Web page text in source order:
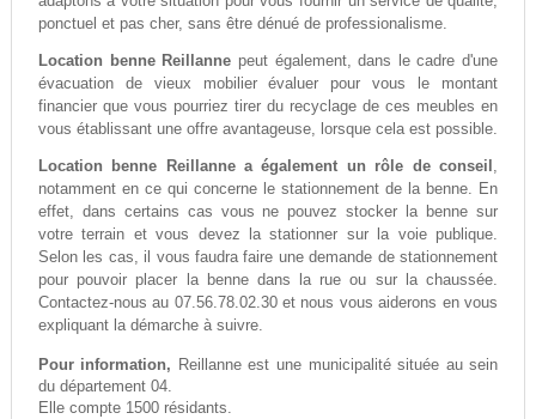
ponctuel et pas cher, sans être dénué de professionalisme.
Location benne Reillanne peut également, dans le cadre d'une
évacuation de vieux mobilier évaluer pour vous le montant
financier que vous pourriez tirer du recyclage de ces meubles en
vous établissant une offre avantageuse, lorsque cela est possible.
Location benne Reillanne a également un rôle de conseil ,
notamment en ce qui concerne le stationnement de la benne. En
effet, dans certains cas vous ne pouvez stocker la benne sur
votre terrain et vous devez la stationner sur la voie publique.
Selon les cas, il vous faudra faire une demande de stationnement
pour pouvoir placer la benne dans la rue ou sur la chaussée.
Contactez-nous au 07.56.78.02.30 et nous vous aiderons en vous
expliquant la démarche à suivre.
Pour information,
Reillanne est une municipalité située au sein
du département 04.
Elle compte 1500 résidants.